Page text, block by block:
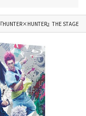
『HUNTER×HUNTER』THE STAGE